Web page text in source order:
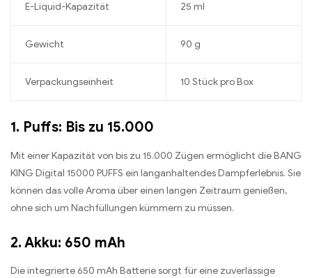
E-Liquid-Kapazität 25 ml
Gewicht 90 g
Verpackungseinheit 10 Stück pro Box
1. Puffs: Bis zu 15.000
Mit einer Kapazität von bis zu 15.000 Zügen ermöglicht die BANG
KING Digital 15000 PUFFS ein langanhaltendes Dampferlebnis. Sie
können das volle Aroma über einen langen Zeitraum genießen,
ohne sich um Nachfüllungen kümmern zu müssen.
2. Akku: 650 mAh
Die integrierte 650 mAh Batterie sorgt für eine zuverlässige